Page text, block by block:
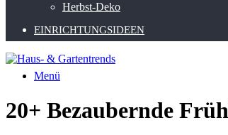
Herbst-Deko
EINRICHTUNGSIDEEN
Menü
20+ Bezaubernde